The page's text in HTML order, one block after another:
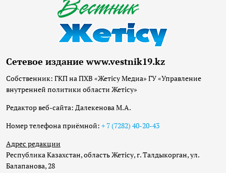
Сетевое издание www.vestnik19.kz
Собственник: ГКП на ПХВ «Жетісу Медиа» ГУ «Управление
внутренней политики области Жетісу»
Редактор веб-сайта: Далекенова М.А.
Номер телефона приёмной: + 7 (7282) 40-20-43
Адрес редакции
Республика Казахстан, область Жетісу, г. Талдыкорган, ул.
Балапанова, 28